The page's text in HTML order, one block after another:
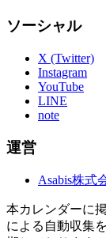
ソーシャル
X (Twitter)
Instagram
YouTube
LINE
note
運営
Asabis株式
本カレンダーに
による自動収集